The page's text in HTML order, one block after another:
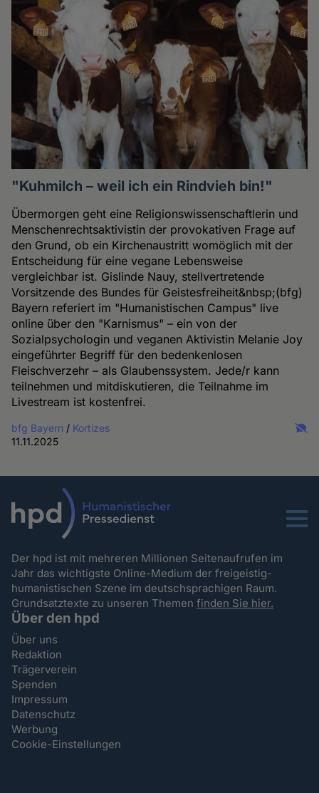
"Kuhmilch – weil ich ein Rindvieh bin!"
Übermorgen geht eine Religionswissenschaftlerin und
Menschenrechtsaktivistin der provokativen Frage auf
den Grund, ob ein Kirchenaustritt womöglich mit der
Entscheidung für eine vegane Lebensweise
vergleichbar ist. Gislinde Nauy, stellvertretende
Vorsitzende des Bundes für Geistesfreiheit&nbsp;(bfg)
Bayern referiert im "Humanistischen Campus" live
online über den "Karnismus" – ein von der
Sozialpsychologin und veganen Aktivistin Melanie Joy
eingeführter Begriff für den bedenkenlosen
Fleischverzehr – als Glaubenssystem. Jede/r kann
teilnehmen und mitdiskutieren, die Teilnahme im
Livestream ist kostenfrei.
bfg Bayern / Kortizes
11.11.2025
Menu
Der hpd ist mit mehreren Millionen Seitenaufrufen im
Jahr das wichtigste Online-Medium der freigeistig-
humanistischen Szene im deutschsprachigen Raum.
Grundsatztexte zu unseren Themenfinden Sie hier.
Über den hpd
Über uns
Redaktion
Trägerverein
Spenden
Impressum
Datenschutz
Werbung
Cookie-Einstellungen